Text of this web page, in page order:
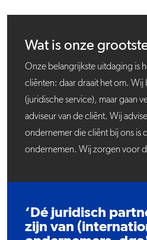
Wat is onze
Onze belangrijkste uitdaging is
cliënten: daar draait het om. Wij
(juridische service), maar gaan
adviseur van de cliënt. Wij
ondernemer die cliënt bij ons is
ondernemen. Wij zorgen voor
‘Dé juridisch
zijn van